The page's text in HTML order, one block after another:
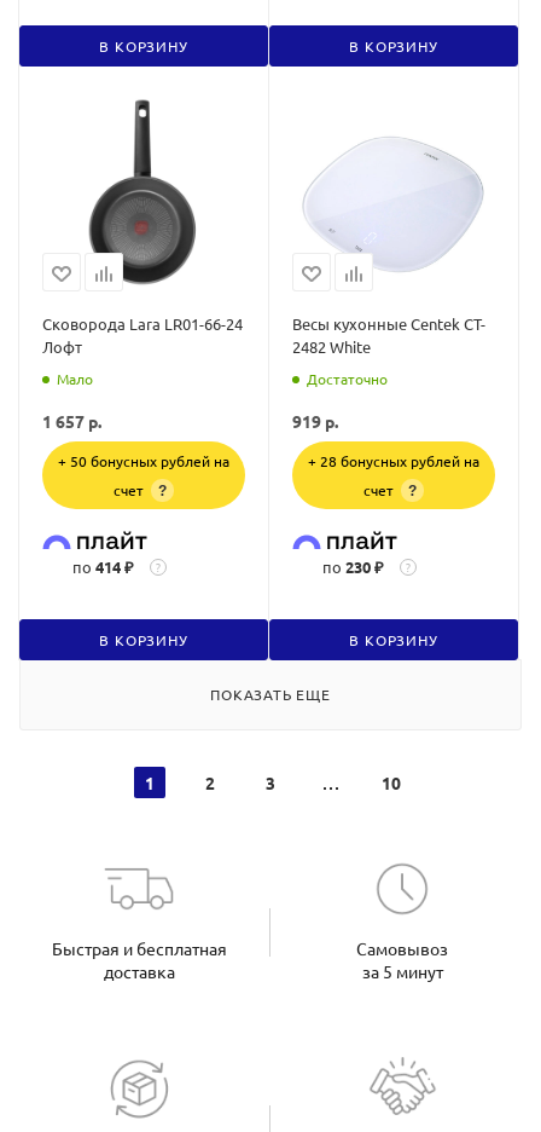
В КОРЗИНУ В КОРЗИНУ
Сковорода Lara LR01-66-24
Лофт
Мало
1 657 р.
+ 50 бонусных рублей на
счет
?
по 414 ₽ ?
В КОРЗИНУ
Весы кухонные Centek CT-
2482 White
Достаточно
919 р.
+ 28 бонусных рублей на
счет
?
по 230 ₽ ?
В КОРЗИНУ
ПОКАЗАТЬ ЕЩЕ
1 2 3 10
Быстрая и бесплатная
доставка
Самовывоз
за 5 минут